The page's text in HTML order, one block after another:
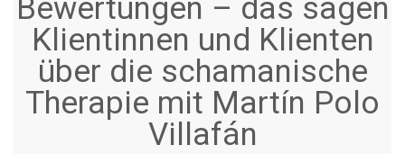
Bewertungen – das sagen
Klientinnen und Klienten
über die schamanische
Therapie mit Martín Polo
Villafán